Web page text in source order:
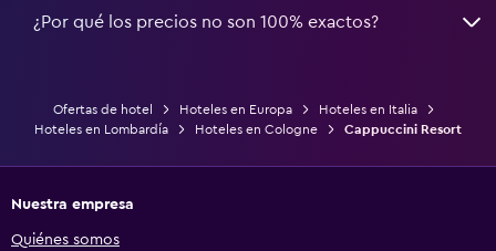
¿Por qué los precios no son 100% exactos?
Ofertas de hotel Hoteles en Europa
Hoteles en Italia
Hoteles en Lombardía
Hoteles en Cologne Cappuccini Resort
Nuestra empresa
Quiénes somos